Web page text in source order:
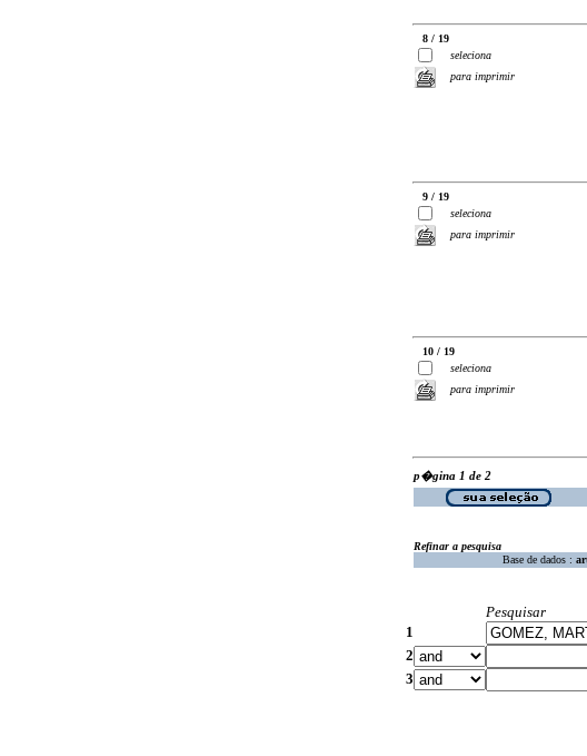
8 / 19
seleciona
para imprimir
9 / 19
seleciona
para imprimir
10 / 19
seleciona
para imprimir
p�gina 1 de 2
Refinar a pesquisa
Base de dados :
Pesquisar
1
2
3